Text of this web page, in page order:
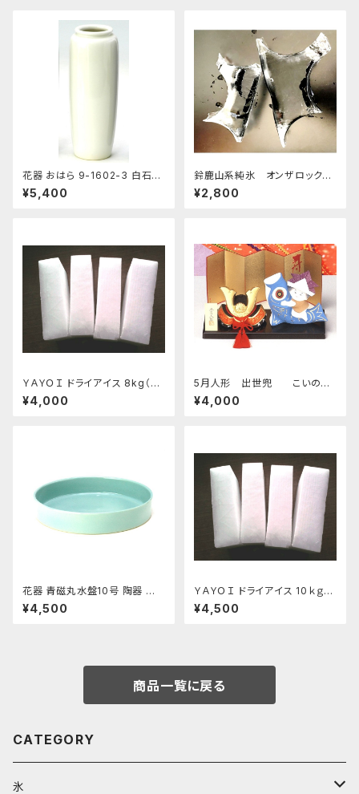
花器 おはら 9-1602-3 白石投
入 白 花瓶 フラワーベース
¥5,400
鈴鹿山系純氷 オンザロック
原料 1.5kg 9袋
¥2,800
ＹＡＹＯＩ ドライアイス 8kg（出
荷時9kg弱）
¥4,000
5月人形 出世兜 こいのぼ
り付 四日市萬古焼
¥4,000
花器 青磁丸水盤10号 陶器 水
盤 花瓶 フラワーベース
¥4,500
ＹＡＹＯＩ ドライアイス 10ｋｇ
おすすめ
¥4,500
商品一覧に戻る
CATEGORY
氷